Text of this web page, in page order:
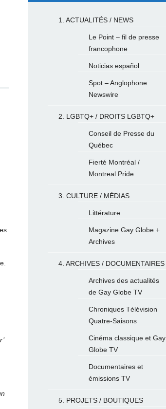
1. ACTUALITÉS / NEWS
Le Point – fil de presse
francophone
Noticias español
Spot – Anglophone
Newswire
2. LGBTQ+ / DROITS LGBTQ+
Conseil de Presse du
Québec
Fierté Montréal /
Montreal Pride
3. CULTURE / MÉDIAS
Littérature
Magazine Gay Globe +
Archives
4. ARCHIVES / DOCUMENTAIRES
Archives des actualités
de Gay Globe TV
Chroniques Télévision
Quatre-Saisons
Cinéma classique et Gay
Globe TV
Documentaires et
émissions TV
5. PROJETS / BOUTIQUES